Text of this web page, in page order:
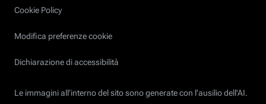
Cookie Policy
Modifica preferenze cookie
Dichiarazione di accessibilità
Le immagini all’interno del sito sono generate con l'ausilio dell'AI.